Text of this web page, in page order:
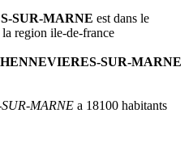
SUR-MARNE est dans le
region ile-de-france
SUR-MARNE
MARNE a 18100 habitants